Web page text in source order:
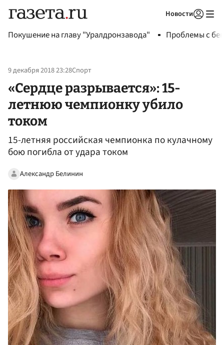
Новости
Покушение на главу "Уралдронзавода" Проблемы с
9 декабря 2018 23:28Спорт
«Сердце разрывается»: 15-
летнюю чемпионку убило
током
15-летняя российская чемпионка по кулачному
бою погибла от удара током
Александр Белинин